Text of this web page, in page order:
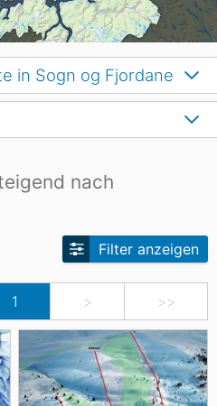
nach
1 > >>
Filter anzeigen
in Sogn og Fjordane